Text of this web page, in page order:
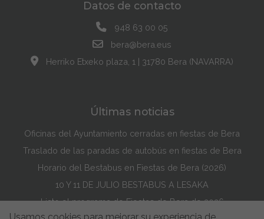
Datos de contacto
948 63 00 05
bera@bera.eus
Herriko Etxeko plaza, 1 | 31780 Bera (NAVARRA)
Últimas noticias
Oficinas del Ayuntamiento cerradas en fiestas de Bera
Traslado de las paradas de autobús en fiestas de Bera
Horario del Bestabus en Fiestas de Bera (2026)
10 Y 11 DE JULIO BESTABUS A LESAKA
Listo el programa de Fiestas de Bera de 2026